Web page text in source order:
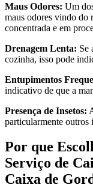
Maus Odores: Um
maus odores vindo do
concentrada e em
Drenagem Lenta: Se
cozinha, isso pode
Entupimentos
indicativo de que a
Presença de Insetos:
particularmente outros
Por que
Serviço de
Caixa de